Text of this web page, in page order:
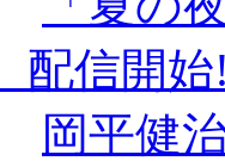
配信開
岡平健